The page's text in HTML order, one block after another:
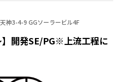
神3-4-9 GGソーラービル4F
】開発SE/PG※上流工程に